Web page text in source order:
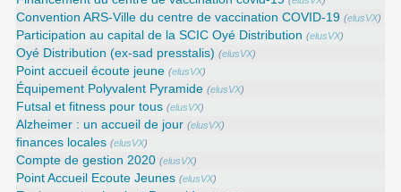
Convention ARS‑Ville du centre de vaccination COVID‑19 (elusVX)
Participation au capital de la SCIC Oyé Distribution (elusVX)
Oyé Distribution (ex-sad presstalis) (elusVX)
Point accueil écoute jeune (elusVX)
Équipement Polyvalent Pyramide (elusVX)
Futsal et fitness pour tous (elusVX)
Alzheimer : un accueil de jour (elusVX)
finances locales (elusVX)
Compte de gestion 2020 (elusVX)
Point Accueil Ecoute Jeunes (elusVX)